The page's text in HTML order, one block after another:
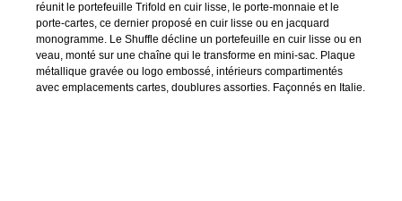
réunit le portefeuille Trifold en cuir lisse, le porte-monnaie et le
porte-cartes, ce dernier proposé en cuir lisse ou en jacquard
monogramme. Le Shuffle décline un portefeuille en cuir lisse ou en
veau, monté sur une chaîne qui le transforme en mini-sac. Plaque
métallique gravée ou logo embossé, intérieurs compartimentés
avec emplacements cartes, doublures assorties. Façonnés en Italie.